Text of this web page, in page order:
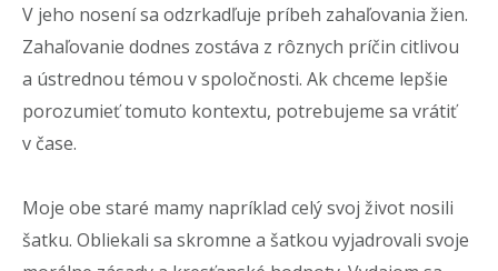
V jeho nosení sa odzrkadľuje príbeh zahaľovania žien.
Zahaľovanie dodnes zostáva z rôznych príčin citlivou
a ústrednou témou v spoločnosti. Ak chceme lepšie
porozumieť tomuto kontextu, potrebujeme sa vrátiť
v čase.
Moje obe staré mamy napríklad celý svoj život nosili
šatku. Obliekali sa skromne a šatkou vyjadrovali svoje